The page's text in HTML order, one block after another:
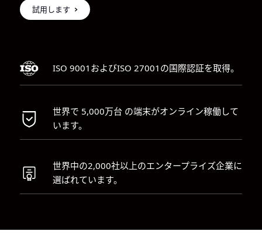
試用します
ISO 9001およびISO 27001の国際認証を取得。
世界で 5,000万台 の端末がオンライン稼働して
います。
世界中の2,000社以上のエンタープライズ企業に
選ばれています。